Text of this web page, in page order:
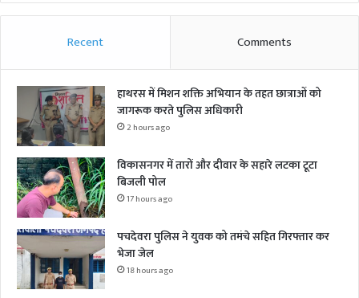
Recent Comments
हाथरस में मिशन शक्ति अभियान के तहत छात्राओं को
जागरूक करते पुलिस अधिकारी
2 hours ago
विकासनगर में तारों और दीवार के सहारे लटका टूटा
बिजली पोल
17 hours ago
पचदेवरा पुलिस ने युवक को तमंचे सहित गिरफ्तार कर
भेजा जेल
18 hours ago